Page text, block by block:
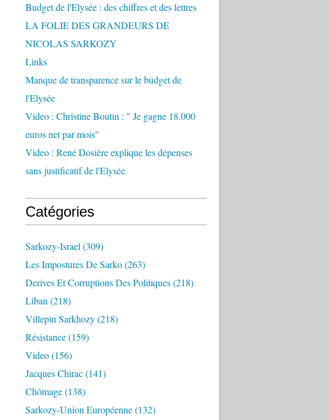
Budget de l'Elysée : des chiffres et des lettres
LA FOLIE DES GRANDEURS DE
NICOLAS SARKOZY
Links
Manque de transparence sur le budget de
l'Elysée
Video : Christine Boutin : " Je gagne 18.000
euros net par mois"
Video : René Dosière explique les dépenses
sans justificatif de l'Elysée
Catégories
Sarkozy-Israel (309)
Les Impostures De Sarko(263)
Derives Et Corruptions Des Politiques(218)
Liban (218)
Villepin Sarkhozy(218)
Résistance(159)
Video(156)
Jacques Chirac(141)
Chômage(138)
Sarkozy-Union Européenne(132)